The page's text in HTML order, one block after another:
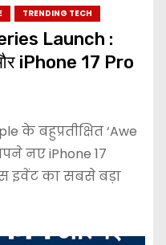
TRENDING TECH
Launch :
iPhone 17 Pro
के बहुप्रतीक्षित ‘Awe
नए iPhone 17
इवेंट का सबसे बड़ा